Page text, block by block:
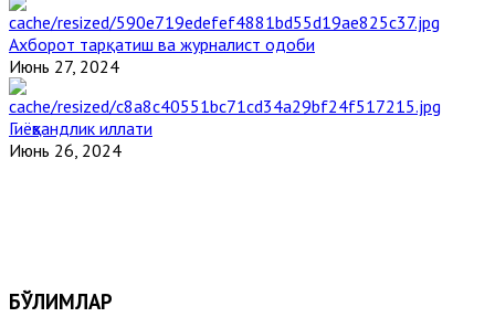
Ахборот тарқатиш ва журналист одоби
Июнь 27, 2024
Гиёҳвандлик иллати
Июнь 26, 2024
БЎЛИМЛАР